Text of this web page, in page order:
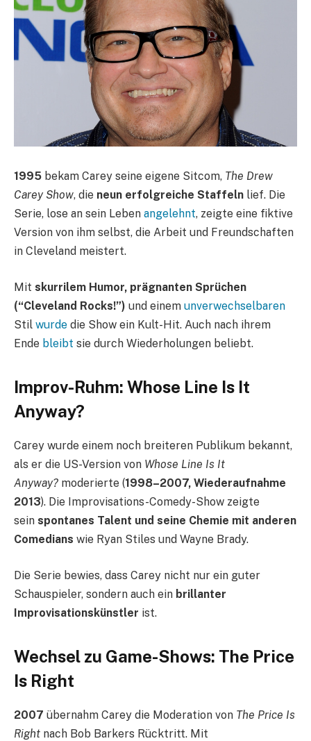
1995 bekam Carey seine eigene Sitcom, The Drew
Carey Show, die neun erfolgreiche Staffeln lief. Die
Serie, lose an sein Leben angelehnt, zeigte eine fiktive
Version von ihm selbst, die Arbeit und Freundschaften
in Cleveland meistert.
Mit skurrilem Humor, prägnanten Sprüchen
(“Cleveland Rocks!”) und einem unverwechselbaren
Stil wurde die Show ein Kult-Hit. Auch nach ihrem
Ende bleibt sie durch Wiederholungen beliebt.
Improv-Ruhm: Whose Line Is It
Anyway?
Carey wurde einem noch breiteren Publikum bekannt,
als er die US-Version von Whose Line Is It
Anyway? moderierte (1998–2007, Wiederaufnahme
2013). Die Improvisations-Comedy-Show zeigte
sein spontanes Talent und seine Chemie mit anderen
Comedians wie Ryan Stiles und Wayne Brady.
Die Serie bewies, dass Carey nicht nur ein guter
Schauspieler, sondern auch ein brillanter
Improvisationskünstler ist.
Wechsel zu Game-Shows: The Price
Is Right
2007 übernahm Carey die Moderation von The Price Is
Right nach Bob Barkers Rücktritt. Mit